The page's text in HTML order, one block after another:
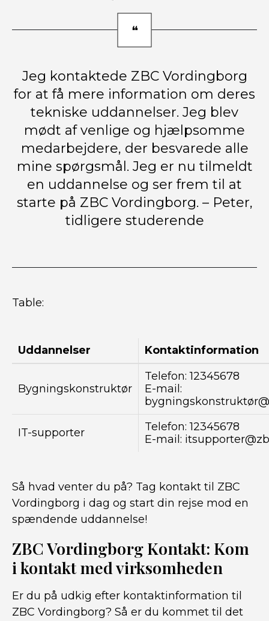
Jeg kontaktede ZBC Vordingborg
for at få mere information om deres
tekniske uddannelser. Jeg blev
mødt af venlige og hjælpsomme
medarbejdere, der besvarede alle
mine spørgsmål. Jeg er nu tilmeldt
en uddannelse og ser frem til at
starte på ZBC Vordingborg. – Peter,
tidligere studerende
Table:
Uddannelser Kontaktinformation
Bygningskonstruktør
Telefon: 12345678
E-mail:
IT-supporter
Telefon: 12345678
E-mail:
Så hvad venter du på? Tag kontakt til ZBC
Vordingborg i dag og start din rejse mod en
spændende uddannelse!
ZBC Vordingborg Kontakt: Kom
i kontakt med virksomheden
Er du på udkig efter kontaktinformation til
ZBC Vordingborg? Så er du kommet til det